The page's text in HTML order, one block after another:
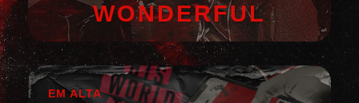
WONDERFUL
EM ALTA